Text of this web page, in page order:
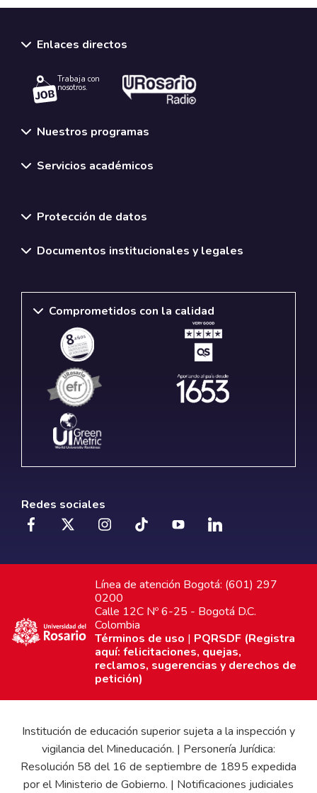
Enlaces directos
Trabaja con
nosotros.
Nuestros programas
Servicios académicos
Protección de datos
Documentos institucionales y legales
Comprometidos con la calidad
Redes sociales
Línea de atención Bogotá: (601) 297
0200
Calle 12C Nº 6-25 - Bogotá D.C.
Colombia
Términos de uso | PQRSDF (Registra
aquí: felicitaciones, quejas,
reclamos, sugerencias y derechos de
petición)
Institución de educación superior sujeta a la inspección y
vigilancia del Mineducación. | Personería Jurídica:
Resolución 58 del 16 de septiembre de 1895 expedida
por el Ministerio de Gobierno. | Notificaciones judiciales